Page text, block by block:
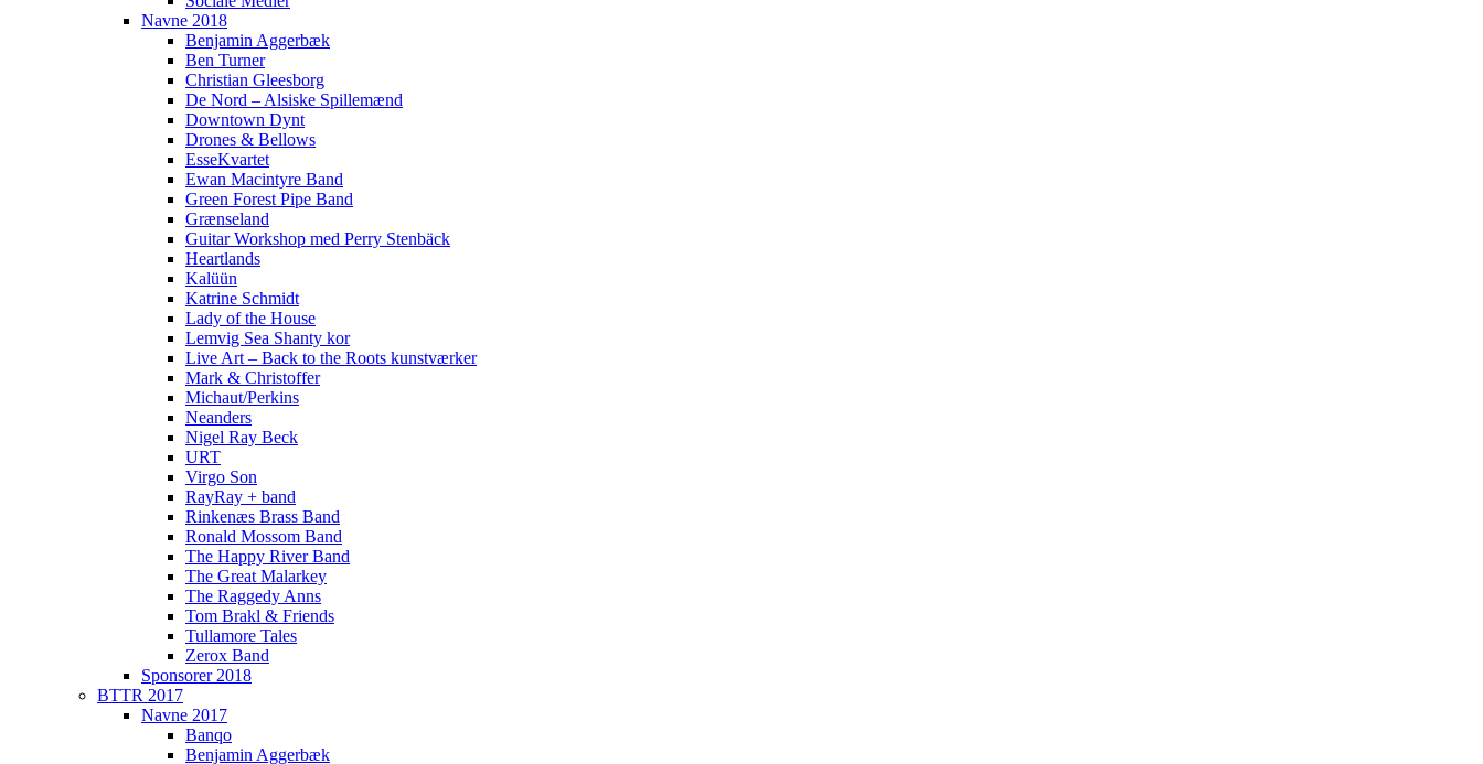
Navne 2018
Benjamin Aggerbæk
Ben Turner
Christian Gleesborg
De Nord – Alsiske Spillemænd
Downtown Dynt
Drones & Bellows
EsseKvartet
Ewan Macintyre Band
Green Forest Pipe Band
Grænseland
Guitar Workshop med Perry Stenbäck
Heartlands
Kalüün
Katrine Schmidt
Lady of the House
Lemvig Sea Shanty kor
Live Art – Back to the Roots kunstværker
Mark & Christoffer
Michaut/Perkins
Neanders
Nigel Ray Beck
URT
Virgo Son
RayRay + band
Rinkenæs Brass Band
Ronald Mossom Band
The Happy River Band
The Great Malarkey
The Raggedy Anns
Tom Brakl & Friends
Tullamore Tales
Zerox Band
Sponsorer 2018
BTTR 2017
Navne 2017
Banqo
Benjamin Aggerbæk